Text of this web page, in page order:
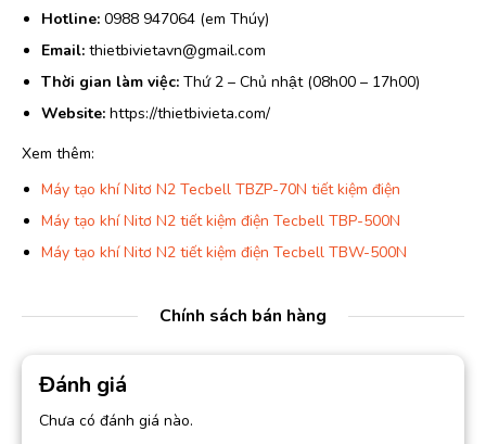
Hotline: 0988 947064 (em Thúy)
Email: thietbivietavn@gmail.com
Thời gian làm việc: Thứ 2 – Chủ nhật (08h00 – 17h00)
Website: https://thietbivieta.com/
Xem thêm:
Máy tạo khí Nitơ N2 Tecbell TBZP-70N tiết kiệm điện
Máy tạo khí Nitơ N2 tiết kiệm điện Tecbell TBP-500N
Máy tạo khí Nitơ N2 tiết kiệm điện Tecbell TBW-500N
Chính sách bán hàng
Đánh giá
Chưa có đánh giá nào.